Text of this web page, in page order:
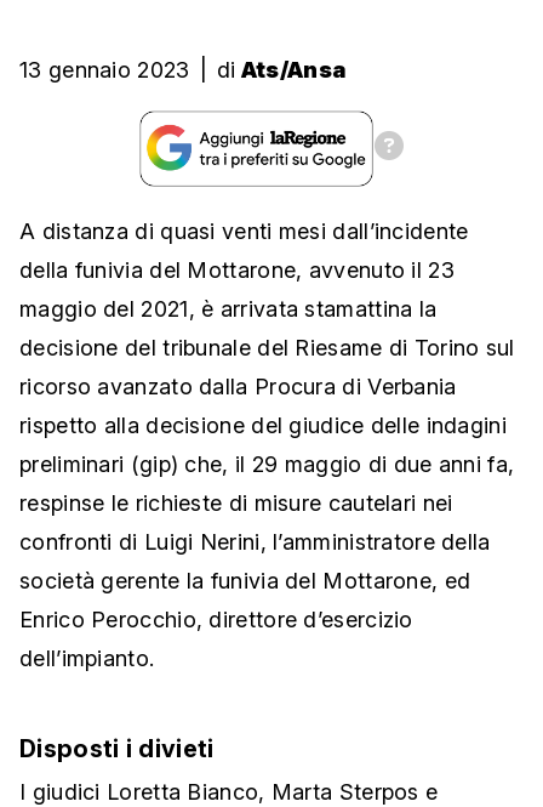
13 gennaio 2023 di Ats/Ansa
A distanza di quasi venti mesi dall’incidente
della funivia del Mottarone, avvenuto il 23
maggio del 2021, è arrivata stamattina la
decisione del tribunale del Riesame di Torino sul
ricorso avanzato dalla Procura di Verbania
rispetto alla decisione del giudice delle indagini
preliminari (gip) che, il 29 maggio di due anni fa,
respinse le richieste di misure cautelari nei
confronti di Luigi Nerini, l’amministratore della
società gerente la funivia del Mottarone, ed
Enrico Perocchio, direttore d’esercizio
dell’impianto.
Disposti i divieti
I giudici Loretta Bianco, Marta Sterpos e